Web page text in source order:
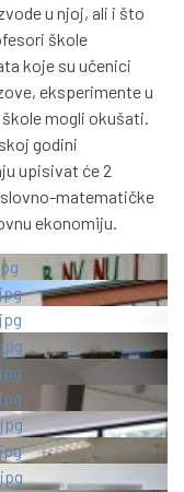
u njoj, ali i što
škole
koje su učenici
eksperimente u
mogli okušati.
godini
upisivat će 2
matematičke
ekonomiju.